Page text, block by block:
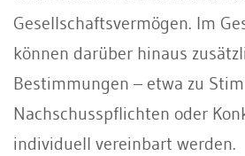
Gesellschaftsvermögen. Im
können darüber hinaus
Bestimmungen – etwa zu
Nachschusspflichten oder
individuell vereinbart werden.